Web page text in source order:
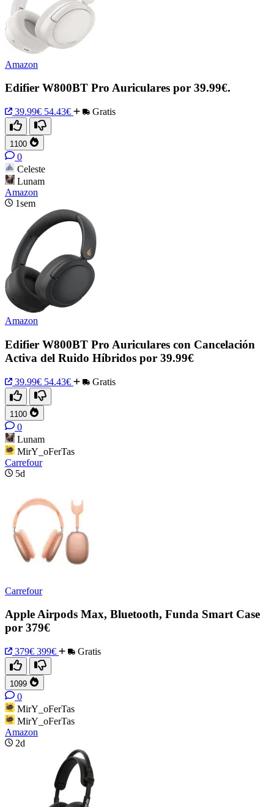
Amazon
Edifier W800BT Pro Auriculares por 39.99€.
39.99€ 54.43€ Gratis
1100
0
Celeste
Lunam
Amazon
1sem
Amazon
Edifier W800BT Pro Auriculares con Cancelación
Activa del Ruido Híbridos por 39.99€
39.99€ 54.43€ Gratis
1100
0
Lunam
MirY_oFerTas
Carrefour
5d
Carrefour
Apple Airpods Max, Bluetooth, Funda Smart Case
por 379€
379€ 399€ Gratis
1099
0
MirY_oFerTas
MirY_oFerTas
Amazon
2d